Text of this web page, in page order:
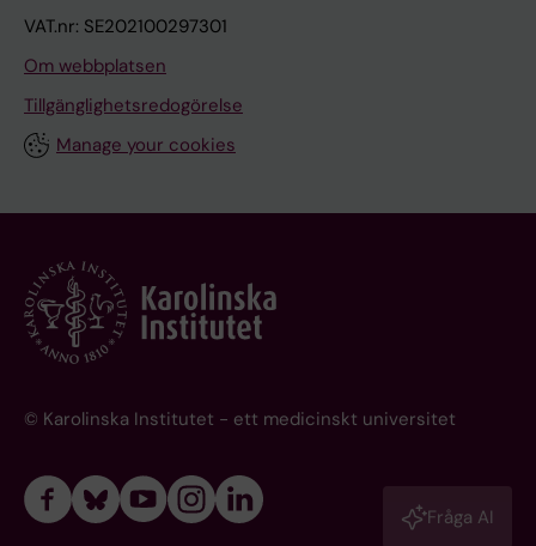
VAT.nr: SE202100297301
Om webbplatsen
Tillgänglighetsredogörelse
Manage your cookies
© Karolinska Institutet - ett medicinskt universitet
Fråga AI